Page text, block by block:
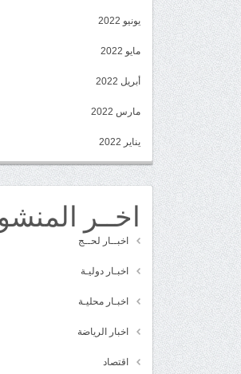
يونيو 2022
مايو 2022
أبريل 2022
مارس 2022
يناير 2022
اخــر
اخبــار لحــج
اخبـار دوليـة
اخبـار محليـة
اخبار الرياضة
اقتصاد